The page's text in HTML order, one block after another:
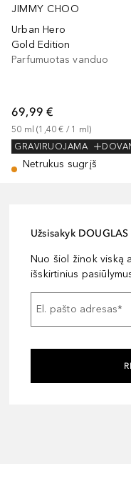
JIMMY CHOO
Urban Hero
Gold Edition
Parfumuotas vanduo
69,99 €
50 ml (1,40 € / 1 ml)
GRAVIRUOJAMA
Netrukus sugrįš
Užsisakyk
Nuo šiol žinok viską
išskirtinius
El. pašto adresas*